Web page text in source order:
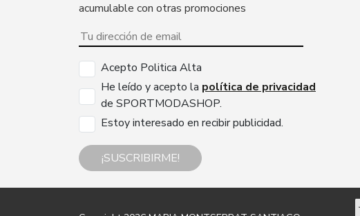
acumulable con otras promociones
Acepto Politica Alta
He leído y acepto la política de privacidad
de SPORTMODASHOP.
Estoy interesado en recibir publicidad.
¡SUSCRIBIRME!